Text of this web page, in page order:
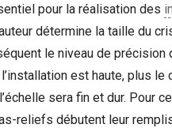
pour la réalisation des
détermine la taille du
le niveau de précision
est haute, plus le
sera fin et dur. Pour
reliefs débutent leur